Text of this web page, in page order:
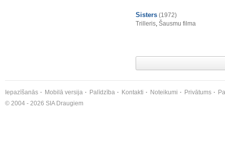
Sisters (1972)
Trilleris, Šausmu filma
Iepazīšanās Mobilā versija Palīdzība Kontakti Noteikumi Privātums
© 2004 - 2026 SIA Draugiem